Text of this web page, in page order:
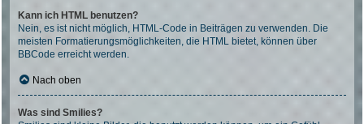
Kann ich HTML benutzen?
Nein, es ist nicht möglich, HTML-Code in Beiträgen zu verwenden. Die
meisten Formatierungsmöglichkeiten, die HTML bietet, können über
BBCode erreicht werden.
Nach oben
Was sind Smilies?